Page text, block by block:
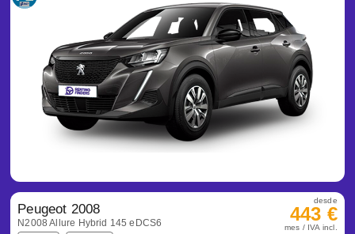
Peugeot 2008
N2008 Allure Hybrid 145 eDCS6
desde
443 €
mes / IVA incl.